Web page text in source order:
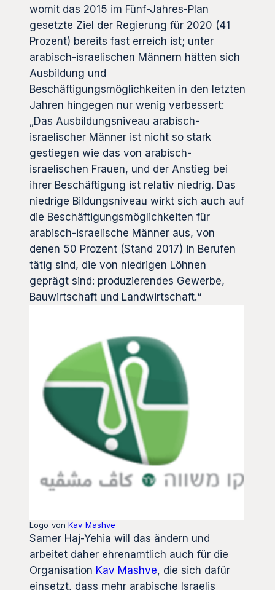
womit das 2015 im Fünf-Jahres-Plan
gesetzte Ziel der Regierung für 2020 (41
Prozent) bereits fast erreich ist; unter
arabisch-israelischen Männern hätten sich
Ausbildung und
Beschäftigungsmöglichkeiten in den letzten
Jahren hingegen nur wenig verbessert:
„Das Ausbildungsniveau arabisch-
israelischer Männer ist nicht so stark
gestiegen wie das von arabisch-
israelischen Frauen, und der Anstieg bei
ihrer Beschäftigung ist relativ niedrig. Das
niedrige Bildungsniveau wirkt sich auch auf
die Beschäftigungsmöglichkeiten für
arabisch-israelische Männer aus, von
denen 50 Prozent (Stand 2017) in Berufen
tätig sind, die von niedrigen Löhnen
geprägt sind: produzierendes Gewerbe,
Bauwirtschaft und Landwirtschaft.“
Logo vonKav Mashve
Samer Haj-Yehia will das ändern und
arbeitet daher ehrenamtlich auch für die
Organisation Kav Mashve, die sich dafür
einsetzt, dass mehr arabische Israelis